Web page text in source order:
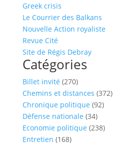
Greek crisis
Le Courrier des Balkans
Nouvelle Action royaliste
Revue Cité
Site de Régis Debray
Catégories
Billet invité (270)
Chemins et distances (372)
Chronique politique (92)
Défense nationale (34)
Economie politique (238)
Entretien (168)